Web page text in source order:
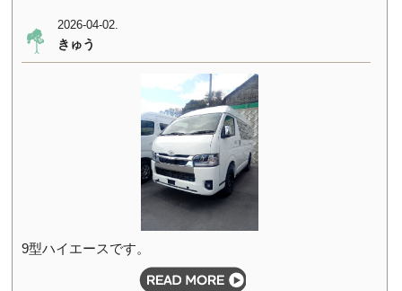
2026-04-02.
きゅう
9型ハイエースです。